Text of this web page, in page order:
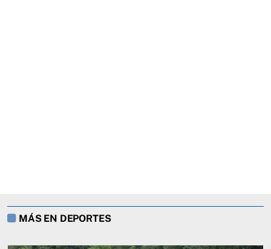
MÁS EN DEPORTES